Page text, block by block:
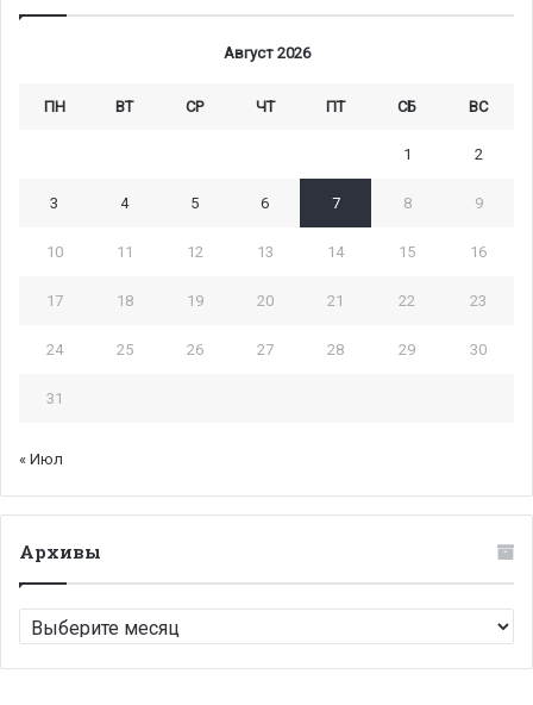
Август 2026
ПН ВТ СР ЧТ ПТ СБ ВС
1 2
3 4 5 6 7 8 9
10 11 12 13 14 15 16
17 18 19 20 21 22 23
24 25 26 27 28 29 30
31
« Июл
Архивы
Архивы